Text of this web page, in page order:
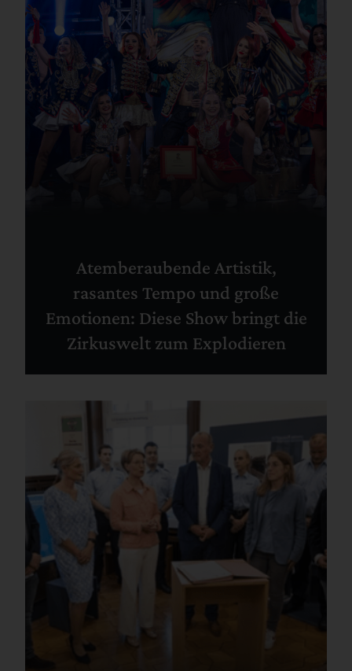
Atemberaubende Artistik,
rasantes Tempo und große
Emotionen: Diese Show bringt die
Zirkuswelt zum Explodieren